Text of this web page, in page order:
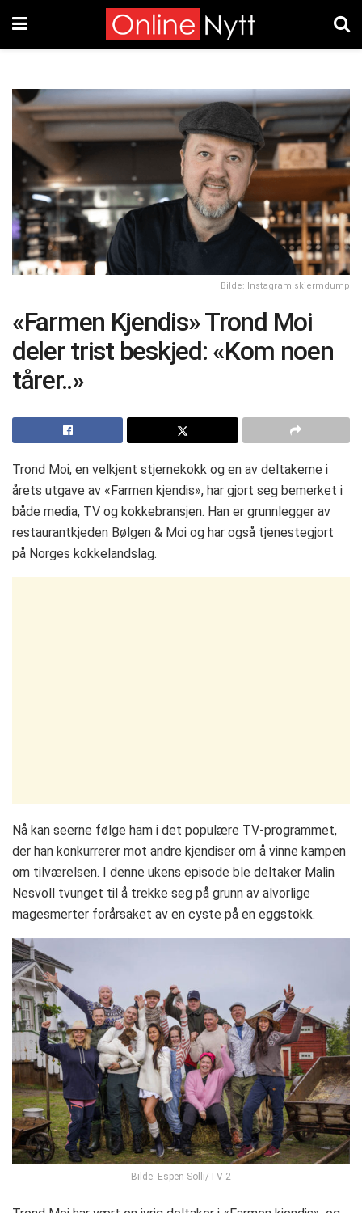
Bilde: Instagram skjermdump
«Farmen Kjendis» Trond Moi
deler trist beskjed: «Kom noen
tårer..»
Trond Moi, en velkjent stjernekokk og en av deltakerne i
årets utgave av «Farmen kjendis», har gjort seg bemerket i
både media, TV og kokkebransjen. Han er grunnlegger av
restaurantkjeden Bølgen & Moi og har også tjenestegjort
på Norges kokkelandslag.
Nå kan seerne følge ham i det populære TV-programmet,
der han konkurrerer mot andre kjendiser om å vinne kampen
om tilværelsen. I denne ukens episode ble deltaker Malin
Nesvoll tvunget til å trekke seg på grunn av alvorlige
magesmerter forårsaket av en cyste på en eggstokk.
Bilde: Espen Solli/TV 2